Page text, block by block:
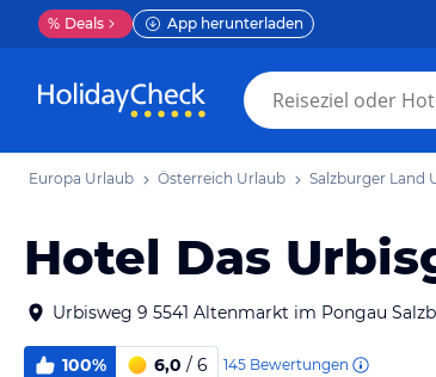
% Deals App herunterladen
Europa Urlaub Österreich Urlaub Salzburger Land
Hotel Das
Urbisweg 9 5541 Altenmarkt im Pongau
100% 6,0 / 6 145 Bewertungen